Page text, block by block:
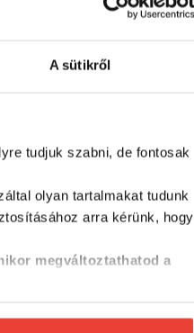
A sütikről
tudjuk szabni, de fontosak
olyan tartalmakat tudunk
arra kérünk, hogy
megváltoztathatod a